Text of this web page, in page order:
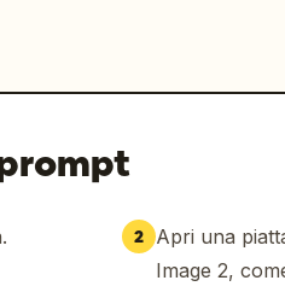
del bar
per snack","bottiglia
2 Apri una
Image 2,